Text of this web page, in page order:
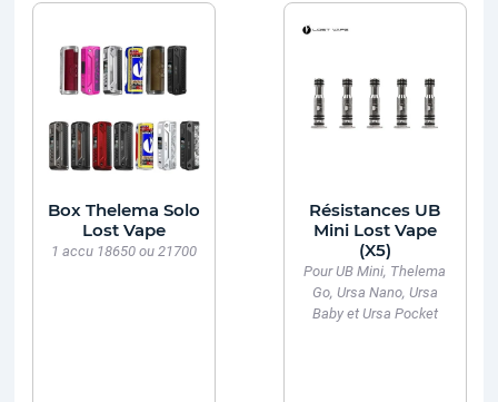
Box Thelema Solo
Lost Vape
1 accu 18650 ou 21700
Résistances UB
Mini Lost Vape
(X5)
Pour UB Mini, Thelema
Go, Ursa Nano, Ursa
Baby et Ursa Pocket